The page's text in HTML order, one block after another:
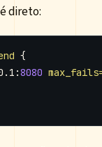
direto:
{
:8080